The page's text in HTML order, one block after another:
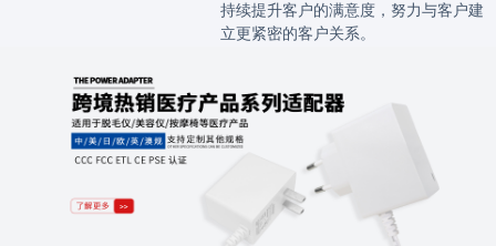
持续提升客户的满意度，努力与客户建
立更紧密的客户关系。